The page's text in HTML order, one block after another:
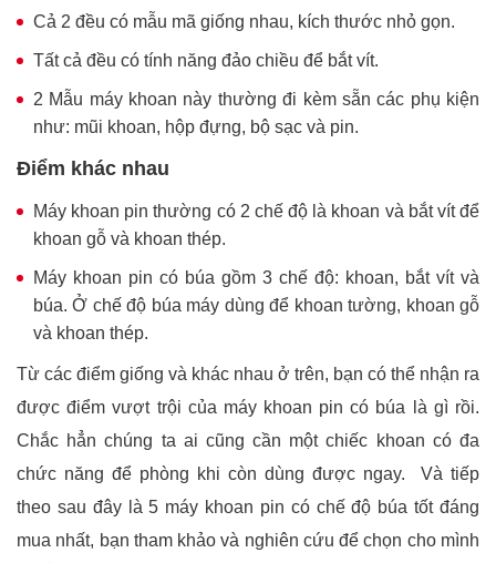
Cả 2 đều có mẫu mã giống nhau, kích thước nhỏ gọn.
Tất cả đều có tính năng đảo chiều để bắt vít.
2 Mẫu máy khoan này thường đi kèm sẵn các phụ kiện
như: mũi khoan, hộp đựng, bộ sạc và pin.
Điểm khác nhau
Máy khoan pin thường có 2 chế độ là khoan và bắt vít để
khoan gỗ và khoan thép.
Máy khoan pin có búa gồm 3 chế độ: khoan, bắt vít và
búa. Ở chế độ búa máy dùng để khoan tường, khoan gỗ
và khoan thép.
Từ các điểm giống và khác nhau ở trên, bạn có thể nhận ra
được điểm vượt trội của máy khoan pin có búa là gì rồi.
Chắc hẳn chúng ta ai cũng cần một chiếc khoan có đa
chức năng để phòng khi còn dùng được ngay.
Và tiếp
theo sau đây là 5 máy khoan pin có chế độ búa tốt đáng
mua nhất, bạn tham khảo và nghiên cứu để chọn cho mình